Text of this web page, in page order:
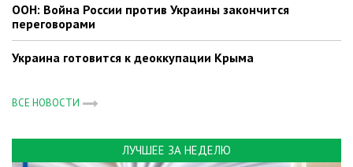
ООН: Война России против Украины закончится
переговорами
Украина готовится к деоккупации Крыма
ВСЕ НОВОСТИ
ЛУЧШЕЕ ЗА НЕДЕЛЮ